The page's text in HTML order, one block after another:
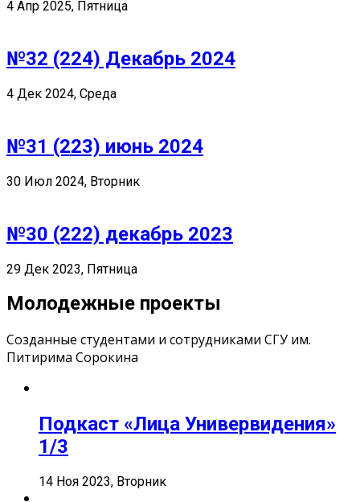
4 Апр 2025, Пятница
№32 (224) Декабрь 2024
4 Дек 2024, Среда
№31 (223) июнь 2024
30 Июл 2024, Вторник
№30 (222) декабрь 2023
29 Дек 2023, Пятница
Молодежные проекты
Созданные студентами и сотрудниками СГУ им.
Питирима Сорокина
Подкаст «Лица Универвидения»
1/3
14 Ноя 2023, Вторник